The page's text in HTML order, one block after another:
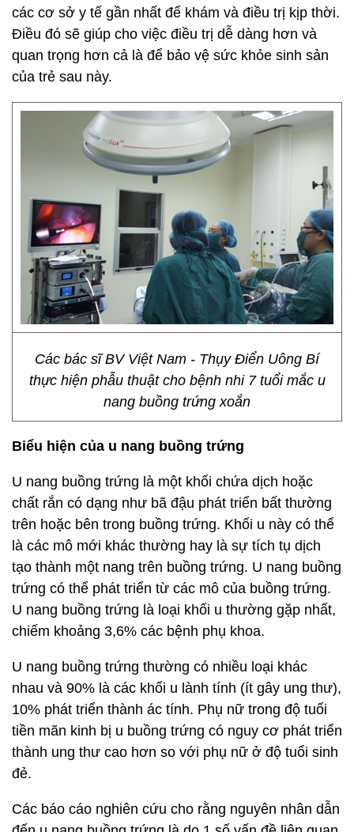
các cơ sở y tế gần nhất để khám và điều trị kịp thời.
Điều đó sẽ giúp cho việc điều trị dễ dàng hơn và
quan trọng hơn cả là để bảo vệ sức khỏe sinh sản
của trẻ sau này.
Các bác sĩ BV Việt Nam - Thụy Điển Uông Bí
thực hiện phẫu thuật cho bệnh nhi 7 tuổi mắc u
nang buồng trứng xoắn
Biểu hiện của u nang buồng trứng
U nang buồng trứng là một khối chứa dịch hoặc
chất rắn có dạng như bã đậu phát triển bất thường
trên hoặc bên trong buồng trứng. Khối u này có thể
là các mô mới khác thường hay là sự tích tụ dịch
tạo thành một nang trên buồng trứng. U nang buồng
trứng có thể phát triển từ các mô của buồng trứng.
U nang buồng trứng là loại khối u thường gặp nhất,
chiếm khoảng 3,6% các bệnh phụ khoa.
U nang buồng trứng thường có nhiều loại khác
nhau và 90% là các khối u lành tính (ít gây ung thư),
10% phát triển thành ác tính. Phụ nữ trong độ tuổi
tiền mãn kinh bị u buồng trứng có nguy cơ phát triển
thành ung thư cao hơn so với phụ nữ ở độ tuổi sinh
đẻ.
Các báo cáo nghiên cứu cho rằng nguyên nhân dẫn